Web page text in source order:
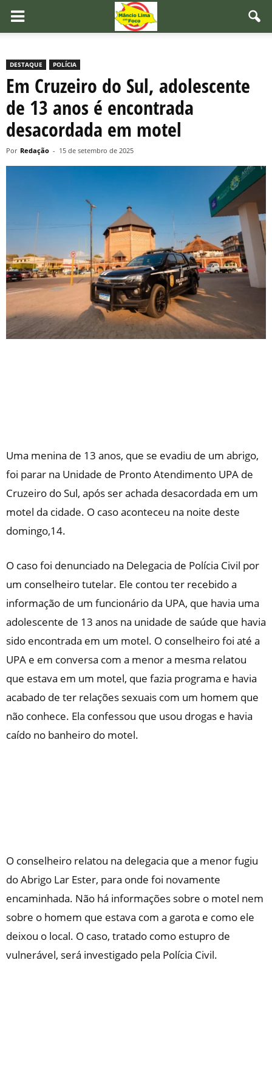
DESTAQUE POLÍCIA
Em Cruzeiro do Sul, adolescente
de 13 anos é encontrada
desacordada em motel
Por Redação - 15 de setembro de 2025
Uma menina de 13 anos, que se evadiu de um abrigo,
foi parar na Unidade de Pronto Atendimento UPA de
Cruzeiro do Sul, após ser achada desacordada em um
motel da cidade. O caso aconteceu na noite deste
domingo,14.
O caso foi denunciado na Delegacia de Polícia Civil por
um conselheiro tutelar. Ele contou ter recebido a
informação de um funcionário da UPA, que havia uma
adolescente de 13 anos na unidade de saúde que havia
sido encontrada em um motel. O conselheiro foi até a
UPA e em conversa com a menor a mesma relatou
que estava em um motel, que fazia programa e havia
acabado de ter relações sexuais com um homem que
não conhece. Ela confessou que usou drogas e havia
caído no banheiro do motel.
O conselheiro relatou na delegacia que a menor fugiu
do Abrigo Lar Ester, para onde foi novamente
encaminhada. Não há informações sobre o motel nem
sobre o homem que estava com a garota e como ele
deixou o local. O caso, tratado como estupro de
vulnerável, será investigado pela Polícia Civil.